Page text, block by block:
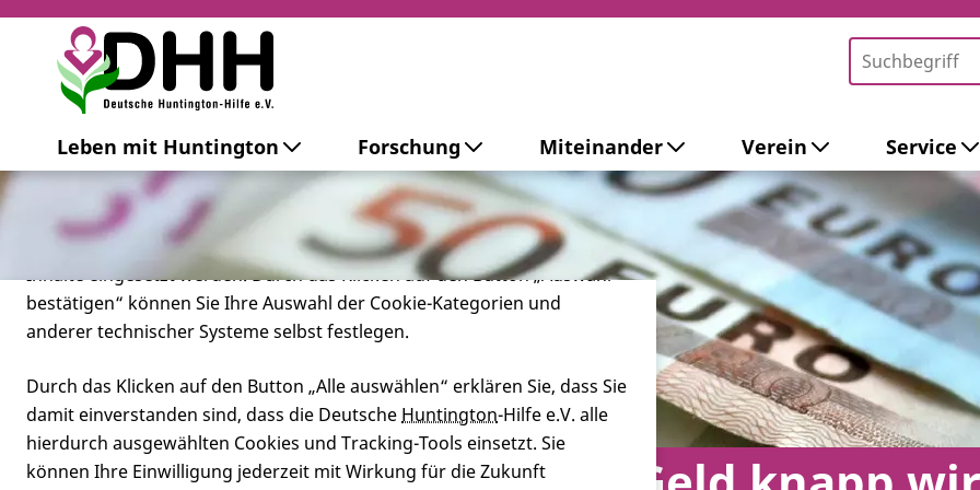
Leben mit Huntington Forschung Miteinander Verein Service
Cookie-Einstellungen
Diese Webseite setzt verschiedene Cookies und Tracking-Tools ein. Dies
beinhaltet Cookies und Tracking-Tools, die für den Betrieb der Webseite
technisch notwendig sind, die zu statistischen Zwecken sowie zur
besseren Bedienbarkeit der Webseite und zur Anzeige personalisierter
Inhalte eingesetzt werden. Durch das Klicken auf den Button „Auswahl
bestätigen“ können Sie Ihre Auswahl der Cookie-Kategorien und
anderer technischer Systeme selbst festlegen.
Durch das Klicken auf den Button „Alle auswählen“ erklären Sie, dass Sie
damit einverstanden sind, dass die DeutscheHuntington-Hilfe e.V. alle
hierdurch ausgewählten Cookies und Tracking-Tools einsetzt. Sie
können Ihre Einwilligung jederzeit mit Wirkung für die Zukunft